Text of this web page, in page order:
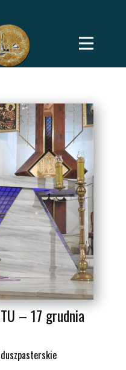
– 17 grudnia
duszpasterskie